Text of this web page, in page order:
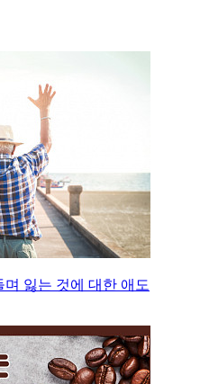
잃는 것에 대한 애도